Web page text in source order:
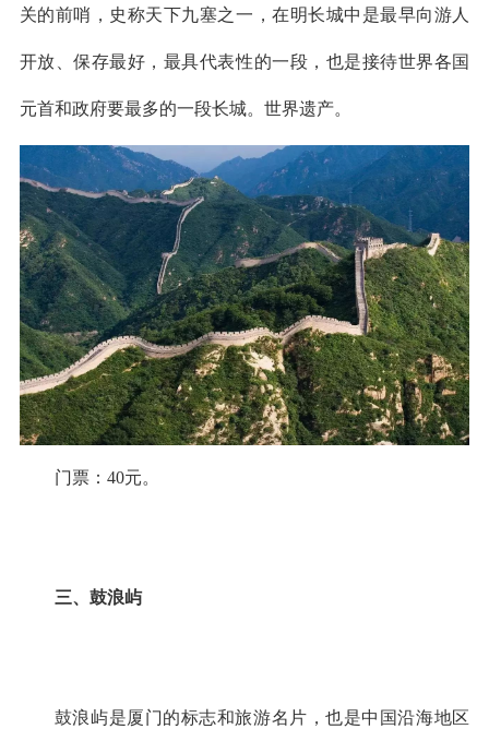
关的前哨，史称天下九塞之一，在明长城中是最早向游人
开放、保存最好，最具代表性的一段，也是接待世界各国
元首和政府要最多的一段长城。世界遗产。
门票：40元。
三、鼓浪屿
鼓浪屿是厦门的标志和旅游名片，也是中国沿海地区